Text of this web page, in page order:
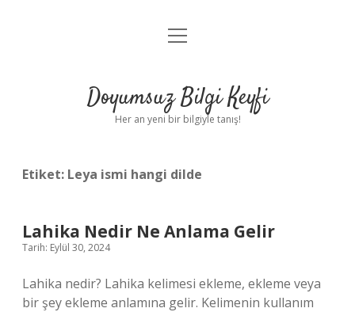
Anasayfa
Yasal Uyarı
menüyü
Doyumsuz Bilgi Keyfi
Her an yeni bir bilgiyle tanış!
Etiket: Leya ismi hangi dilde
Lahika Nedir Ne Anlama Gelir
Tarih: Eylül 30, 2024
Lahika nedir? Lahika kelimesi ekleme, ekleme veya
bir şey ekleme anlamına gelir. Kelimenin kullanım